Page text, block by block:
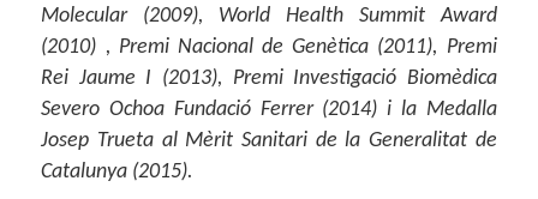
Molecular (2009), World Health Summit Award
(2010) , Premi Nacional de Genètica (2011), Premi
Rei Jaume I (2013), Premi Investigació Biomèdica
Severo Ochoa Fundació Ferrer (2014) i la Medalla
Josep Trueta al Mèrit Sanitari de la Generalitat de
Catalunya (2015).